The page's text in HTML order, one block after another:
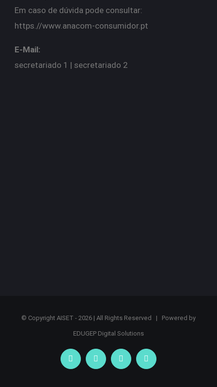
Em caso de dúvida pode consultar:
https.//www.anacom-consumidor.pt
E-Mail:
secretariado 1 | secretariado 2
© Copyright AISET - 2026 | All Rights Reserved | Powered by
EDUGEP Digital Solutions
facebook twitter youtube linkedin